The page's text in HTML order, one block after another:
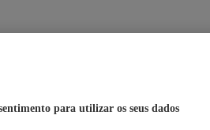
para utilizar os seus dados